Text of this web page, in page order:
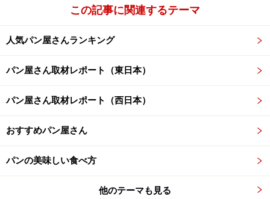
この記事に関連するテーマ
人気パン屋さんランキング
パン屋さん取材レポート（東日本）
パン屋さん取材レポート（西日本）
おすすめパン屋さん
パンの美味しい食べ方
他のテーマも見る